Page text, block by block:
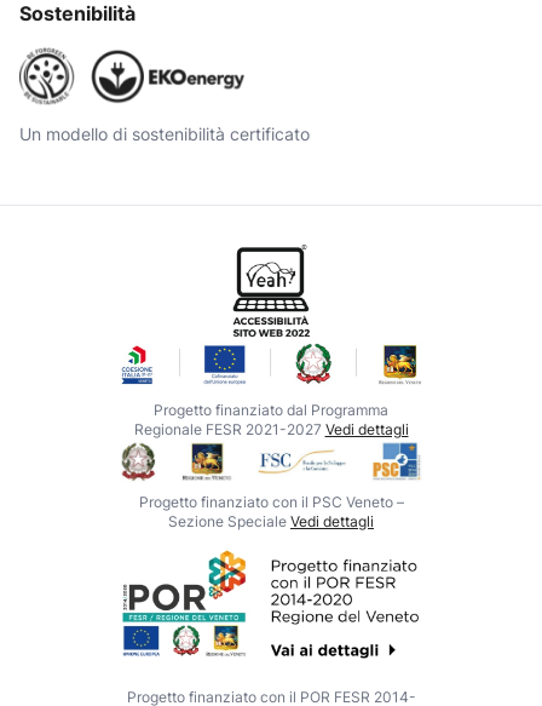
Sostenibilità
Un modello di sostenibilità certificato
Progetto finanziato dal Programma
Regionale FESR 2021-2027 Vedi dettagli
Progetto finanziato con il PSC Veneto –
Sezione Speciale Vedi dettagli
Progetto finanziato con il POR FESR 2014-